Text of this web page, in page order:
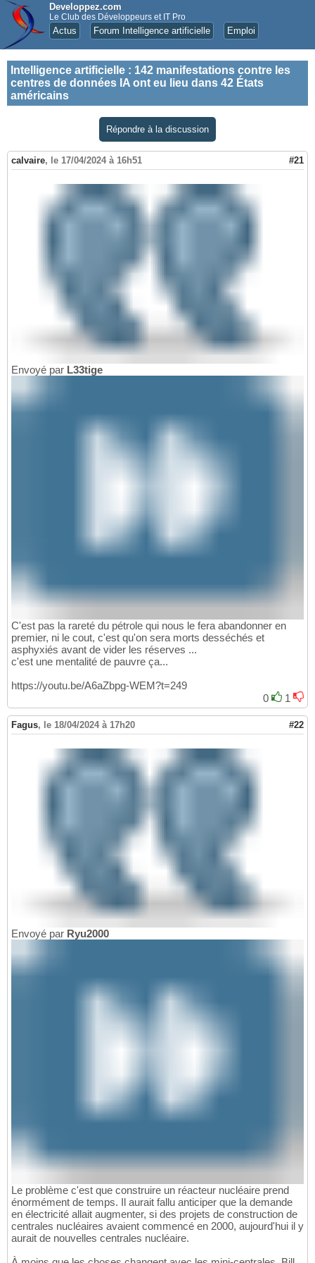
Developpez.com
Le Club des Développeurs et IT Pro
Actus Forum Intelligence artificielle Emploi
Intelligence artificielle : 142 manifestations contre les
centres de données IA ont eu lieu dans 42 États
américains
Répondre à la discussion
calvaire, le 17/04/2024 à 16h51 #21
Envoyé par L33tige
C'est pas la rareté du pétrole qui nous le fera abandonner en
premier, ni le cout, c'est qu'on sera morts desséchés et
asphyxiés avant de vider les réserves ...
c'est une mentalité de pauvre ça...
https://youtu.be/A6aZbpg-WEM?t=249
0
1
Fagus, le 18/04/2024 à 17h20 #22
Envoyé par Ryu2000
Le problème c'est que construire un réacteur nucléaire prend
énormément de temps. Il aurait fallu anticiper que la demande
en électricité allait augmenter, si des projets de construction de
centrales nucléaires avaient commencé en 2000, aujourd'hui il y
aurait de nouvelles centrales nucléaire.